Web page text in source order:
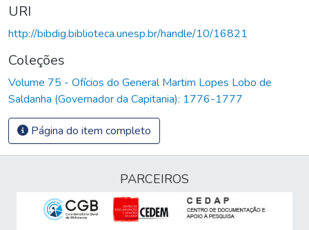
URI
http://bibdig.biblioteca.unesp.br/handle/10/16821
Coleções
Volume 75 - Ofícios do General Martim Lopes Lobo de
Saldanha (Governador da Capitania): 1776-1777
Página do item completo
PARCEIROS